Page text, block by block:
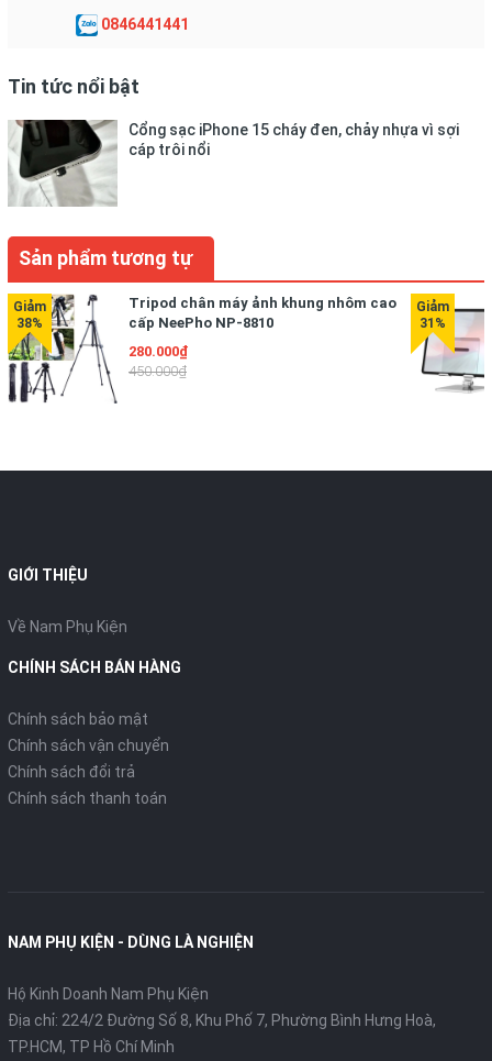
để các đồ vệ sinh cá nhân như son, phấn, kem dưỡng da,
- Sắp xếp gọn gang dễ dàng tìm kiếm trong lúc cần.
- Túi được chia nhiều khoang và có khóa cố định để nhét
những đồ vật nhỏ không bị rơi và lẫn lộn.
0846441441
Tin tức nổi bật
Cổng sạc iPhone 15 cháy đen, chảy nhựa vì sợi
cáp trôi nổi
Sản phẩm tương tự
Tripod chân máy ảnh khung nhôm cao
cấp NeePho NP-8810
280.000₫
450.000₫
GIỚI THIỆU
Về Nam Phụ Kiện
CHÍNH SÁCH BÁN HÀNG
Chính sách bảo mật
Chính sách vận chuyển
Chính sách đổi trả
Chính sách thanh toán
NAM PHỤ KIỆN - DÙNG LÀ NGHIỆN
Hộ Kinh Doanh Nam Phụ Kiện
Địa chỉ: 224/2 Đường Số 8, Khu Phố 7, Phường Bình Hưng Hoà,
TP.HCM, TP Hồ Chí Minh